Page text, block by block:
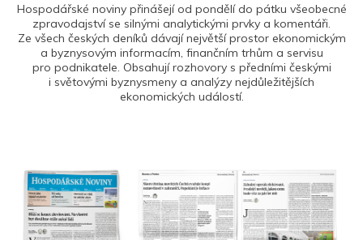
Hospodářské noviny přinášejí od pondělí do pátku všeobecné
zpravodajství se silnými analytickými prvky a komentáři.
Ze všech českých deníků dávají největší prostor ekonomickým
a byznysovým informacím, finančním trhům a servisu
pro podnikatele. Obsahují rozhovory s předními českými
i světovými byznysmeny a analýzy nejdůležitějších
ekonomických událostí.